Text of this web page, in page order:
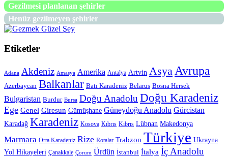
Gezilmesi planlanan şehirler
Henüz gezilmeyen şehirler
Etiketler
Adana Akdeniz Amasya Amerika Antalya Artvin Asya Avrupa
Azerbaycan Balkanlar Batı Karadeniz Belarus Bosna Hersek
Bulgaristan Burdur Bursa Doğu Anadolu Doğu Karadeniz
Ege Genel Giresun Gümüşhane Güneydoğu Anadolu Gürcistan
Karadağ Karadeniz Kosova Kıbrıs Kıbrıs Lübnan Makedonya
Marmara Orta Karadeniz Rize Rotalar Trabzon Türkiye Ukrayna
Yol Hikayeleri Çanakkale Çorum Ürdün İstanbul İtalya İç Anadolu